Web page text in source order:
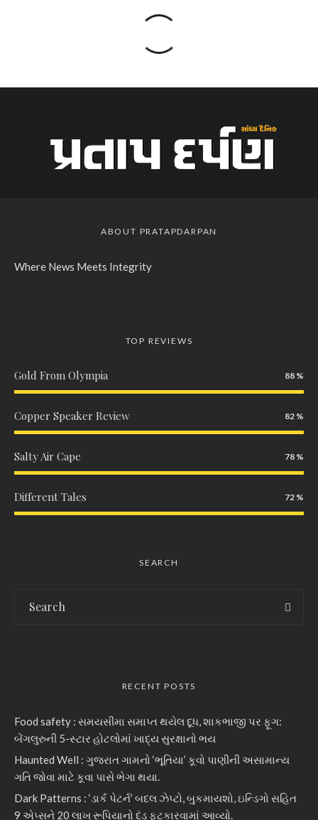
ABOUT PRATAPDARPAN
Where News Meets Integrity
TOP REVIEWS
Gold From Olympia 88
Copper Speaker Review 82
Salty Air Cape 78
Different Tales 72
SEARCH
RECENT POSTS
Food safety : સમયસીમા સમાપ્ત થયેલ દૂધ, શાકભાજી પર ફૂગ:
બેંગલુરુની 5-સ્ટાર હોટલોમાં ખાદ્ય સુરક્ષાનો ભય
Haunted Well : ગુજરાત ગામનો ‘ભૂતિયા’ કૂવો પાણીની અસામાન્ય
ગતિ જોવા માટે કૂવા પાસે ભેગા થયા.
Dark Patterns : ‘ડાર્ક પેટર્ન’ બદલ ઝેપ્ટો, બુકમાયશો, ઇન્ડિગો સહિત
9 એપ્સને 20 લાખ રૂપિયાનો દંડ ફટકારવામાં આવ્યો.